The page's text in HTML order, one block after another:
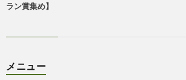
ラン賞集め】
メニュー